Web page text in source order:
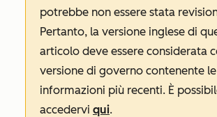
potrebbe non essere stata
Pertanto, la versione inglese di
articolo deve essere considerata
versione di governo contenente le
informazioni più recenti. È
accedervi qui.